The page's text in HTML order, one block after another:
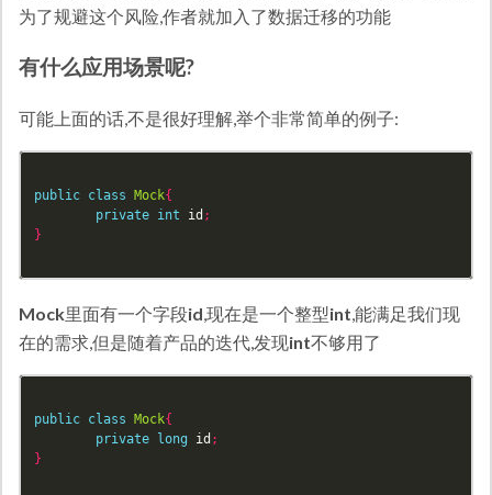
为了规避这个风险,作者就加入了数据迁移的功能
有什么应用场景呢?
可能上面的话,不是很好理解,举个非常简单的例子:
public class Mock{
private int id ;
}
Mock里面有一个字段id,现在是一个整型int,能满足我们现
在的需求,但是随着产品的迭代,发现int不够用了
public class Mock{
private
long id ;
}